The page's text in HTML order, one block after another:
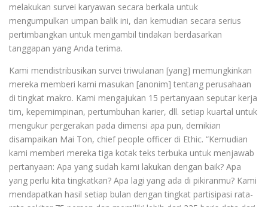
melakukan survei karyawan secara berkala untuk
mengumpulkan umpan balik ini, dan kemudian secara serius
pertimbangkan untuk mengambil tindakan berdasarkan
tanggapan yang Anda terima.
Kami mendistribusikan survei triwulanan [yang] memungkinkan
mereka memberi kami masukan [anonim] tentang perusahaan
di tingkat makro. Kami mengajukan 15 pertanyaan seputar kerja
tim, kepemimpinan, pertumbuhan karier, dll. setiap kuartal untuk
mengukur pergerakan pada dimensi apa pun, demikian
disampaikan Mai Ton, chief people officer di Ethic. “Kemudian
kami memberi mereka tiga kotak teks terbuka untuk menjawab
pertanyaan: Apa yang sudah kami lakukan dengan baik? Apa
yang perlu kita tingkatkan? Apa lagi yang ada di pikiranmu? Kami
mendapatkan hasil setiap bulan dengan tingkat partisipasi rata-